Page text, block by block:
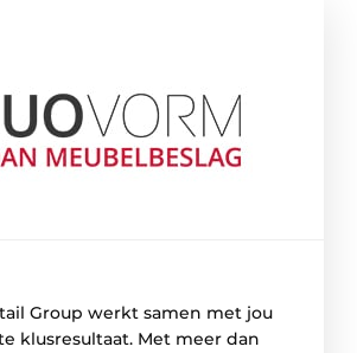
Group werkt samen met jou
klusresultaat. Met meer dan